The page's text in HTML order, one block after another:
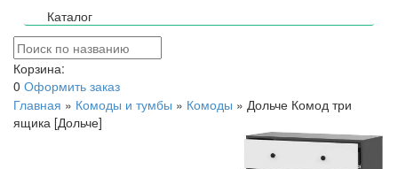
Каталог
Корзина:
0 Оформить заказ
Главная » Комоды и тумбы » Комоды » Дольче Комод три
ящика [Дольче]